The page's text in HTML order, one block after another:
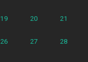
19 20 21
26 27 28